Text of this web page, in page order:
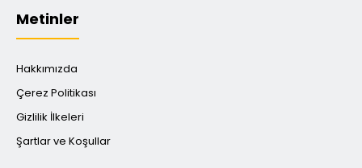
Metinler
Hakkımızda
Çerez Politikası
Gizlilik İlkeleri
Şartlar ve Koşullar